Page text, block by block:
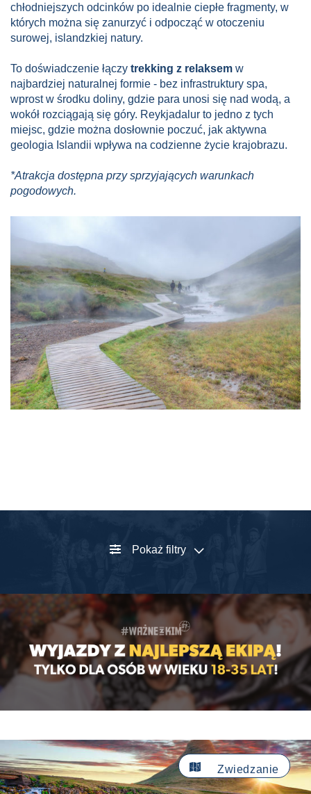
chłodniejszych odcinków po idealnie ciepłe fragmenty, w
których można się zanurzyć i odpocząć w otoczeniu
surowej, islandzkiej natury.
To doświadczenie łączy trekking z relaksem w
najbardziej naturalnej formie - bez infrastruktury spa,
wprost w środku doliny, gdzie para unosi się nad wodą, a
wokół rozciągają się góry. Reykjadalur to jedno z tych
miejsc, gdzie można dosłownie poczuć, jak aktywna
geologia Islandii wpływa na codzienne życie krajobrazu.
*Atrakcja dostępna przy sprzyjających warunkach
pogodowych.
Pokaż filtry
Zwiedzanie
